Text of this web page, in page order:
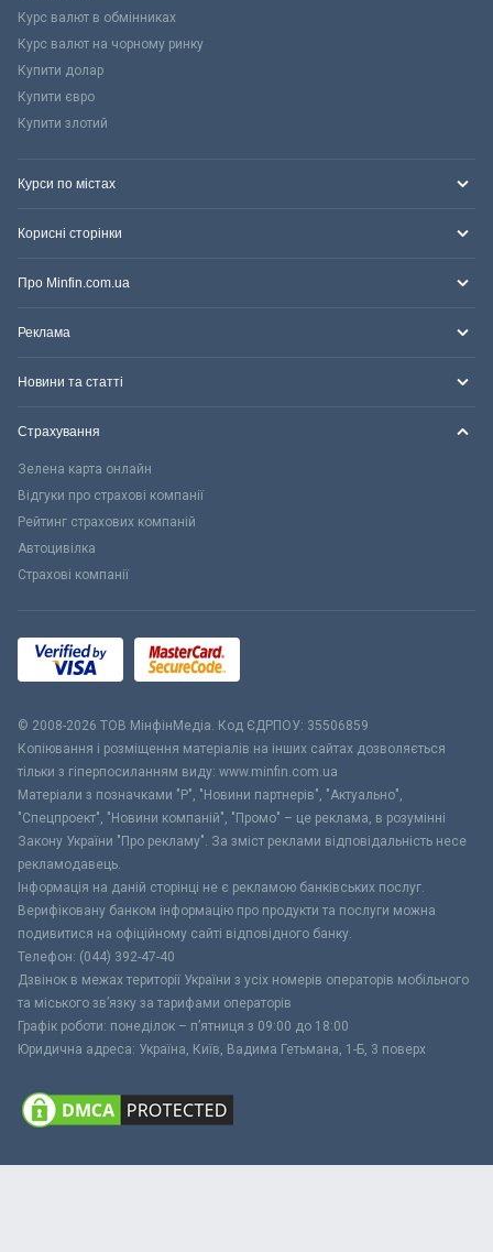
Курс валют в обмінниках
Курс валют на чорному ринку
Купити долар
Купити євро
Купити злотий
Курси по містах
Корисні сторінки
Про Minfin.com.ua
Реклама
Новини та статті
Страхування
Зелена карта онлайн
Відгуки про страхові компанії
Рейтинг страхових компаній
Автоцивілка
Страхові компанії
© 2008-2026 ТОВ МiнфiнМедiа. Код ЄДРПОУ: 35506859
Копіювання і розміщення матеріалів на інших сайтах дозволяється
тільки з гіперпосиланням виду: www.minfin.com.ua
Матеріали з позначками "Р", "Новини партнерів", "Актуально",
"Спецпроект", "Новини компаній", "Промо" – це реклама, в розумінні
Закону України "Про рекламу". За зміст реклами відповідальність несе
рекламодавець.
Інформація на даній сторінці не є рекламою банківських послуг.
Верифіковану банком інформацію про продукти та послуги можна
подивитися на офіційному сайті відповідного банку.
Телефон: (044) 392-47-40
Дзвінок в межах території України з усіх номерів операторів мобільного
та міського зв’язку за тарифами операторів
Графік роботи: понеділок – п’ятниця з 09:00 до 18:00
Юридична адреса: Україна, Київ, Вадима Гетьмана, 1-Б, 3 поверх